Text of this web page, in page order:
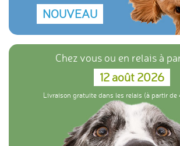
NOUVEAU
Chez vous ou en relais à
12 août 2026
Livraison gratuite dans les relais (à partir de